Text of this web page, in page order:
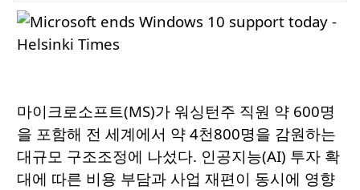
마이크로소프트(MS)가 워싱턴주 직원 약 600명
을 포함해 전 세계에서 약 4천800명을 감원하는
대규모 구조조정에 나섰다. 인공지능(AI) 투자 확
대에 따른 비용 부담과 사업 재편이 동시에 영향